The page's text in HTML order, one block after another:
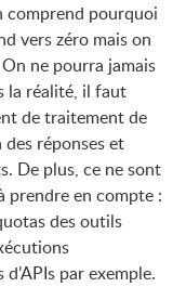
comprend pourquoi
vers zéro mais on
ne pourra jamais
la réalité, il faut
de traitement de
réponses et
De plus, ce ne sont
prendre en compte :
des outils
par exemple.